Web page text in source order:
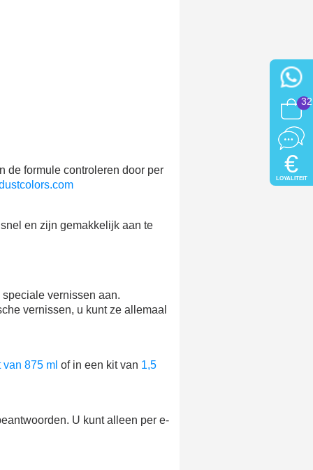
de formule controleren door per
en zijn gemakkelijk aan te
vernissen aan.
vernissen, u kunt ze allemaal
van 875 ml of in een kit van 1,5
U kunt alleen per e-
32
€
LOYALITEIT